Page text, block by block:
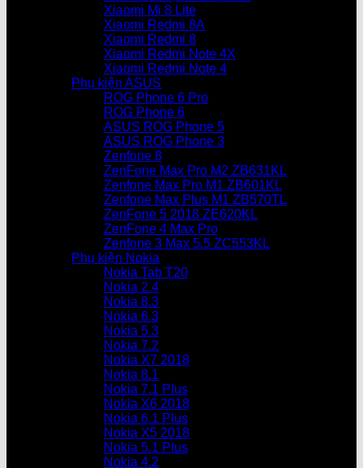
Xiaomi Mi 8 Lite
Xiaomi Redmi 8A
Xiaomi Redmi 8
Xiaomi Redmi Note 4X
Xiaomi Redmi Note 4
Phụ kiện ASUS
ROG Phone 6 Pro
ROG Phone 6
ASUS ROG Phone 5
ASUS ROG Phone 3
Zenfone 8
ZenFone Max Pro M2 ZB631KL
Zenfone Max Pro M1 ZB601KL
Zenfone Max Plus M1 ZB570TL
ZenFone 5 2018 ZE620KL
ZenFone 4 Max Pro
Zenfone 3 Max 5.5 ZC553KL
Phụ kiện Nokia
Nokia Tab T20
Nokia 2.4
Nokia 8.3
Nokia 6.3
Nokia 5.3
Nokia 7.2
Nokia X7 2018
Nokia 8.1
Nokia 7.1 Plus
Nokia X6 2018
Nokia 6.1 Plus
Nokia X5 2018
Nokia 5.1 Plus
Nokia 4.2